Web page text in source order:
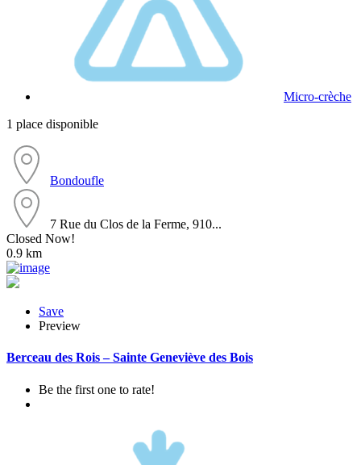
Micro-crèche
1 place disponible
Bondoufle
7 Rue du Clos de la Ferme, 910...
Closed Now!
0.9 km
Save
Preview
Berceau des Rois – Sainte Geneviève des Bois
Be the first one to rate!